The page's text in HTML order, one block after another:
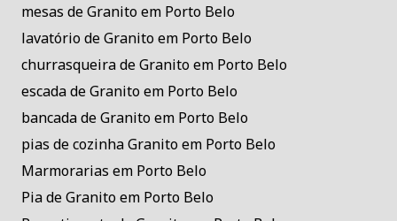
mesas de Granito em Porto Belo
lavatório de Granito em Porto Belo
churrasqueira de Granito em Porto Belo
escada de Granito em Porto Belo
bancada de Granito em Porto Belo
pias de cozinha Granito em Porto Belo
Marmorarias em Porto Belo
Pia de Granito em Porto Belo